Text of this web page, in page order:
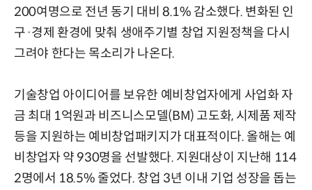
200여명으로 전년 동기 대비 8.1% 감소했다. 변화된 인
구·경제 환경에 맞춰 생애주기별 창업 지원정책을 다시
그려야 한다는 목소리가 나온다.
기술창업 아이디어를 보유한 예비창업자에게 사업화 자
금 최대 1억원과 비즈니스모델(BM) 고도화, 시제품 제작
등을 지원하는 예비창업패키지가 대표적이다. 올해는 예
비창업자 약 930명을 선발했다. 지원대상이 지난해 114
2명에서 18.5% 줄었다. 창업 3년 이내 기업 성장을 돕는